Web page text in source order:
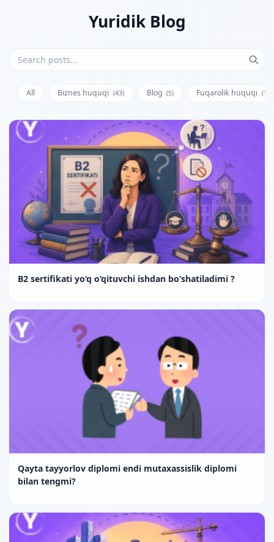
Yuridik Blog
All Biznes huquqi (43) Blog (5) Fuqarolik huquqi
B2 sertifikati yo‘q o‘qituvchi ishdan bo‘shatiladimi ?
Qayta tayyorlov diplomi endi mutaxassislik diplomi
bilan tengmi?